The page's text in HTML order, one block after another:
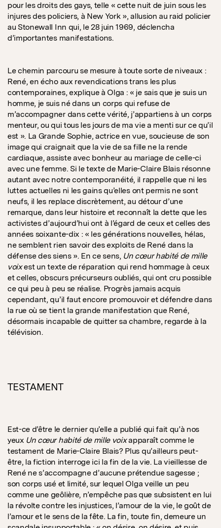
pour les droits des gays, telle « cette nuit de juin sous les
injures des policiers, à New York », allusion au raid policier
au Stonewall Inn qui, le 28 juin 1969, déclencha
d’importantes manifestations.
Le chemin parcouru se mesure à toute sorte de niveaux :
René, en écho aux revendications trans les plus
contemporaines, explique à Olga : « je sais que je suis un
homme, je suis né dans un corps qui refuse de
m’accompagner dans cette vérité, j’appartiens à un corps
menteur, ou qui tous les jours de ma vie a menti sur ce qu’il
est ». La Grande Sophie, actrice en vue, soucieuse de son
image qui craignait que la vie de sa fille ne la rende
cardiaque, assiste avec bonheur au mariage de celle-ci
avec une femme. Si le texte de Marie-Claire Blais résonne
autant avec notre contemporanéité, il rappelle que ni les
luttes actuelles ni les gains qu’elles ont permis ne sont
neufs, il les replace discrètement, au détour d’une
remarque, dans leur histoire et reconnaît la dette que les
activistes d’aujourd’hui ont à l’égard de ceux et celles des
années soixante-dix : « les générations nouvelles, hélas,
ne semblent rien savoir des exploits de René dans la
défense des siens ». En ce sens, Un cœur habité de mille
voixest un texte de réparation qui rend hommage à ceux
et celles, obscurs précurseurs oubliés, qui ont cru possible
ce qui peu à peu se réalise. Progrès jamais acquis
cependant, qu’il faut encore promouvoir et défendre dans
la rue où se tient la grande manifestation que René,
désormais incapable de quitter sa chambre, regarde à la
télévision.
TESTAMENT
Est-ce d’être le dernier qu’elle a publié qui fait qu’à nos
yeux Un cœur habité de mille voixapparaît comme le
testament de Marie-Claire Blais? Plus qu’ailleurs peut-
être, la fiction interroge ici la fin de la vie. La vieillesse de
René ne s’accompagne d’aucune prétendue sagesse ;
son corps usé et limité, sur lequel Olga veille un peu
comme une geôlière, n’empêche pas que subsistent en lui
la révolte contre les injustices, l’amour de la vie, le goût de
l’amour et le sens de la fête. La fin, toute fin, demeure un